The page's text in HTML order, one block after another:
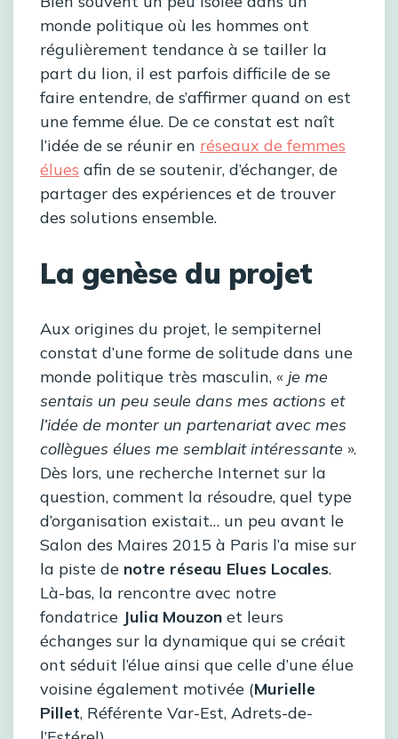
monde politique où les hommes ont
régulièrement tendance à se tailler la
part du lion, il est parfois difficile de se
faire entendre, de s’affirmer quand on est
une femme élue. De ce constat est naît
l’idée de se réunir en réseaux de femmes
élues afin de se soutenir, d’échanger, de
partager des expériences et de trouver
des solutions ensemble.
La genèse du projet
Aux origines du projet, le sempiternel
constat d’une forme de solitude dans une
monde politique très masculin, « je me
sentais un peu seule dans mes actions et
l’idée de monter un partenariat avec mes
collègues élues me semblait intéressante ».
Dès lors, une recherche Internet sur la
question, comment la résoudre, quel type
d’organisation existait… un peu avant le
Salon des Maires 2015 à Paris l’a mise sur
la piste de notre réseau Elues Locales.
Là-bas, la rencontre avec notre
fondatrice Julia Mouzon et leurs
échanges sur la dynamique qui se créait
ont séduit l’élue ainsi que celle d’une élue
voisine également motivée (Murielle
Pillet, Référente Var-Est, Adrets-de-